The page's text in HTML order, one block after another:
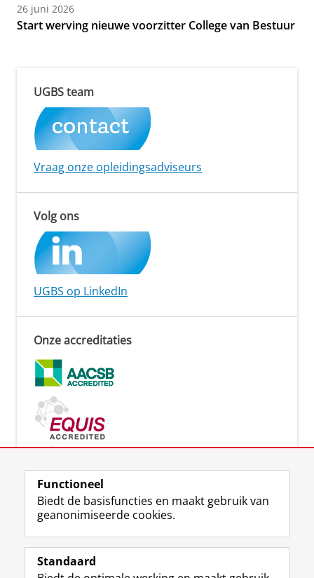
26 juni 2026
Start werving nieuwe voorzitter College van Bestuur
UGBS team
Vraag onze opleidingsadviseurs
Volg ons
UGBS op LinkedIn
Onze accreditaties
Lees meer
Functioneel
Biedt de basisfuncties en maakt gebruik van
geanonimiseerde cookies.
Standaard